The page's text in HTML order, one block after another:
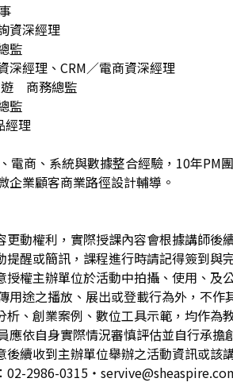
資深經理
監
深經理、CRM／電商資深經理
遊 商務總監
監
經理
電商、系統與數據整合經驗，10年PM
企業顧客商業路徑設計輔導。
更動權利，實際授課內容會根據講師後
提醒或簡訊，課程進行時請記得簽到與
授權主辦單位於活動中拍攝、使用、及
用途之播放、展出或登載行為外，不作
析、創業案例、數位工具示範，均作為
應依自身實際情況審慎評估並自行承擔
後續收到主辦單位舉辦之活動資訊或該
02-2986-0315・